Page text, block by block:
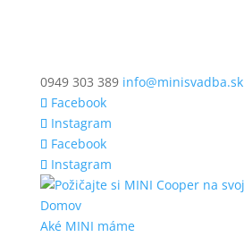
0949 303 389 info@minisvadba.sk
Facebook
Instagram
Facebook
Instagram
Domov
Aké MINI máme